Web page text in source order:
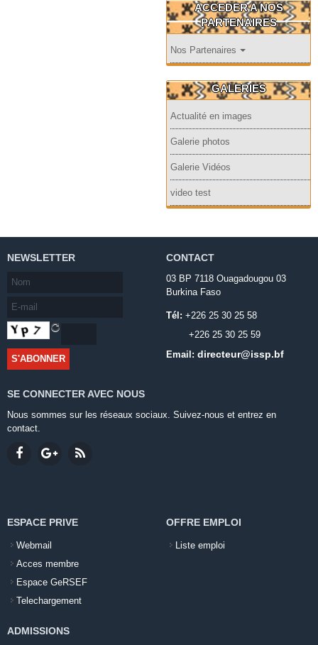
ACCEDER A NOS
PARTENAIRES
Nos Partenaires
GALERIES
Actualité en images
Galerie photos
Galerie Vidéos
video test
NEWSLETTER CONTACT
03 BP 7118 Ouagadougou 03
Burkina Faso
Tél: +226 25 30 25 58
+226 25 30 25 59
Email: directeur@issp.bf
SE CONNECTER AVEC NOUS
Nous sommes sur les réseaux sociaux. Suivez-nous et entrez en
contact.
ESPACE PRIVE
Webmail
Acces membre
Espace GeRSEF
Telechargement
OFFRE EMPLOI
Liste emploi
ADMISSIONS